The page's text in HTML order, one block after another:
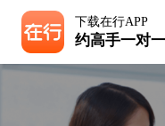
下载在行APP
约高手一对